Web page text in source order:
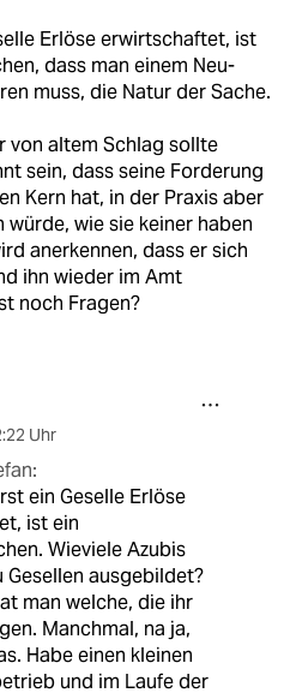
Erlöse erwirtschaftet, ist
dass man einem Neu-
muss, die Natur der Sache.
von altem Schlag sollte
sein, dass seine Forderung
Kern hat, in der Praxis aber
würde, wie sie keiner haben
anerkennen, dass er sich
ihn wieder im Amt
noch Fragen?
Uhr
ein Geselle Erlöse
ist ein
Wieviele Azubis
Gesellen ausgebildet?
man welche, die ihr
Manchmal, na ja,
Habe einen kleinen
und im Laufe der